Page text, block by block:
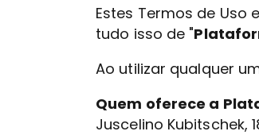
Estes Termos de
tudo isso de "
Ao utilizar qualquer
Quem oferece a
Juscelino Kubitschek,